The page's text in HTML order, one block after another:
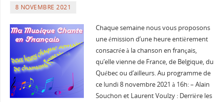
8 NOVEMBRE 2021
Chaque semaine nous vous proposons
une émission d’une heure entièrement
consacrée à la chanson en français,
qu’elle vienne de France, de Belgique, du
Québec ou d’ailleurs. Au programme de
ce lundi 8 novembre 2021 à 16h: – Alain
Souchon et Laurent Voulzy : Derrière les